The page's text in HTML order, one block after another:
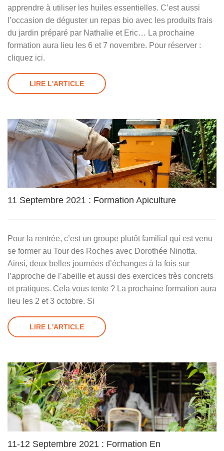
apprendre à utiliser les huiles essentielles. C’est aussi
l’occasion de déguster un repas bio avec les produits frais
du jardin préparé par Nathalie et Eric… La prochaine
formation aura lieu les 6 et 7 novembre. Pour réserver :
cliquez ici.
LIRE L'ARTICLE
11 Septembre 2021 : Formation Apiculture
Pour la rentrée, c’est un groupe plutôt familial qui est venu
se former au Tour des Roches avec Dorothée Ninotta.
Ainsi, deux belles journées d’échanges à la fois sur
l’approche de l’abeille et aussi des exercices très concrets
et pratiques. Cela vous tente ? La prochaine formation aura
lieu les 2 et 3 octobre. Si
LIRE L'ARTICLE
11-12 Septembre 2021 : Formation En